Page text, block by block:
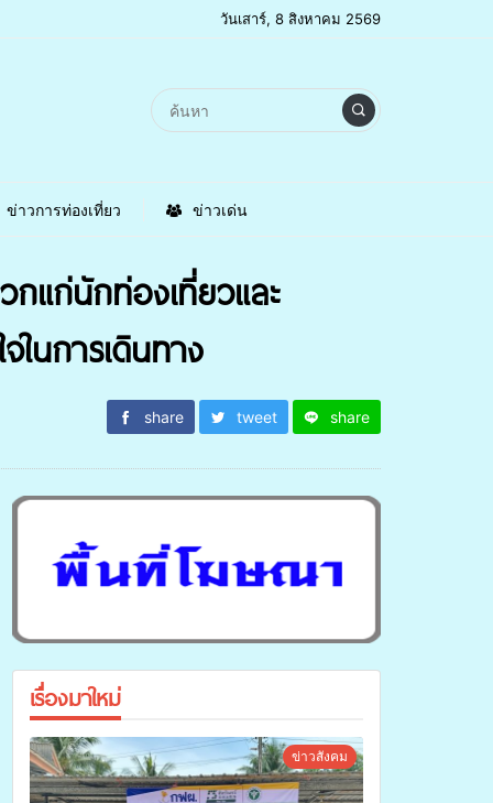
วันเสาร์, 8 สิงหาคม 2569
ข่าวการท่องเที่ยว ข่าวเด่น
แก่นักท่องเที่ยวและ
นการเดินทาง
share tweet share
เรื่องมาใหม่
ข่าวสังคม